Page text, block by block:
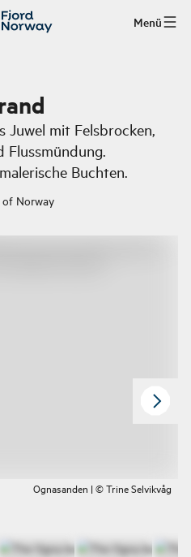
Menü
Juwel mit Felsbrocken,
Flussmündung.
Buchten.
of Norway
Ognasanden | © Trine Selvikvåg